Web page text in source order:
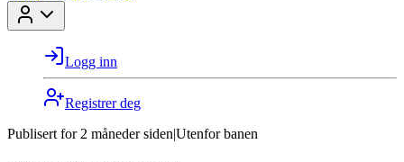
Logg inn
Registrer deg
Publisert for 2 måneder siden|Utenfor banen